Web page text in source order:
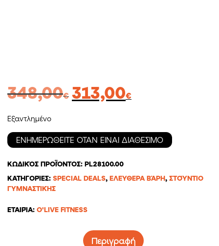
348,00€
Original
price
348,00€.
313,00€τρέχουσα
είναι:
313,00€.
Εξαντλημένο
ΚΩΔΙΚΌΣ ΠΡΟΪΌΝΤΟΣ: PL28100.00
ΚΑΤΗΓΟΡΊΕΣ: SPECIAL DEALS, ΕΛΕΎΘΕΡΑ ΒΆΡΗ, ΣΤΟΎΝΤΙΟ
ΓΥΜΝΑΣΤΙΚΉΣ
ΕΤΑΙΡΊΑ: O'LIVE FITNESS
Περιγραφή